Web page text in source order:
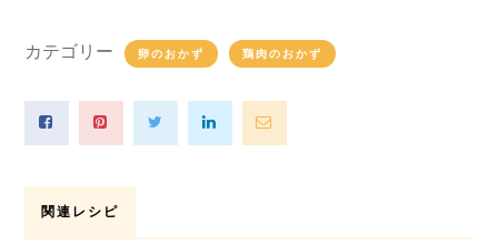
カテゴリー 卵のおかず 鶏肉のおかず
関連レシピ